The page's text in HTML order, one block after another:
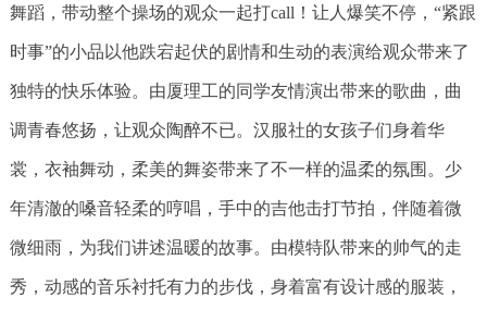
舞蹈，带动整个操场的观众一起打call！让人爆笑不停，“紧跟
时事”的小品以他跌宕起伏的剧情和生动的表演给观众带来了
独特的快乐体验。由厦理工的同学友情演出带来的歌曲，曲
调青春悠扬，让观众陶醉不已。汉服社的女孩子们身着华
裳，衣袖舞动，柔美的舞姿带来了不一样的温柔的氛围。少
年清澈的嗓音轻柔的哼唱，手中的吉他击打节拍，伴随着微
微细雨，为我们讲述温暖的故事。由模特队带来的帅气的走
秀，动感的音乐衬托有力的步伐，身着富有设计感的服装，